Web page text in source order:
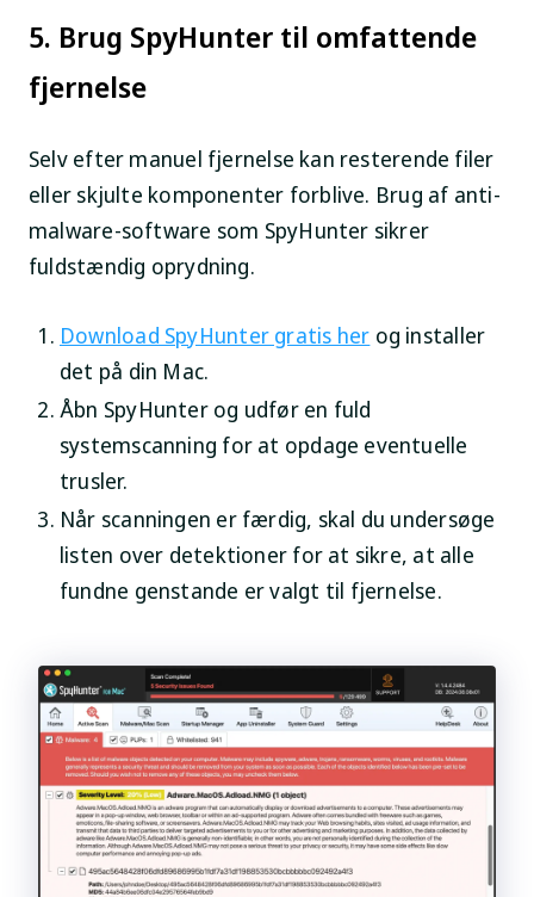
5. Brug SpyHunter til omfattende
fjernelse
Selv efter manuel fjernelse kan resterende filer
eller skjulte komponenter forblive. Brug af anti-
malware-software som SpyHunter sikrer
fuldstændig oprydning.
Download SpyHunter gratis her og installer
det på din Mac.
Åbn SpyHunter og udfør en fuld
systemscanning for at opdage eventuelle
trusler.
Når scanningen er færdig, skal du undersøge
listen over detektioner for at sikre, at alle
fundne genstande er valgt til fjernelse.